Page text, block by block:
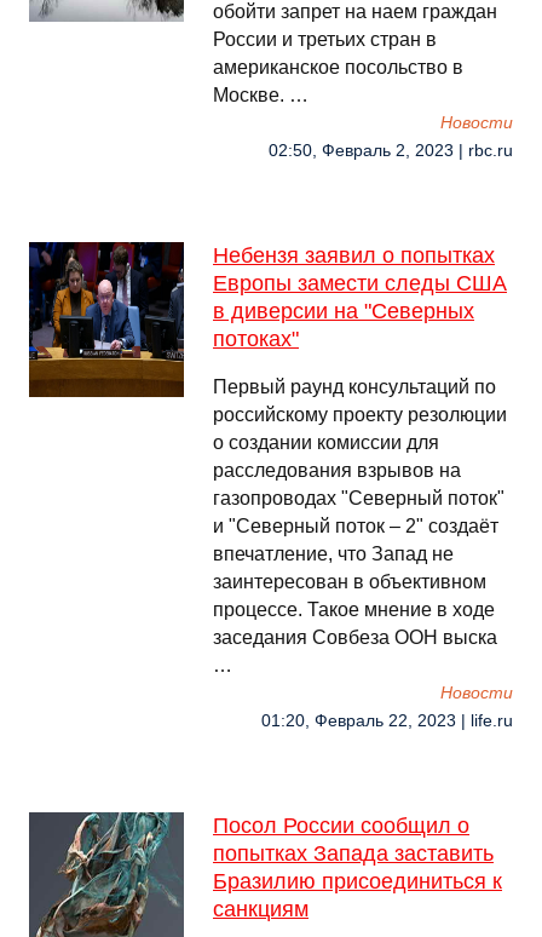
обойти запрет на наем граждан
России и третьих стран в
американское посольство в
Москве. …
Новости
02:50, Февраль 2, 2023 | rbc.ru
Небензя заявил о попытках
Европы замести следы США
в диверсии на "Северных
потоках"
Первый раунд консультаций по
российскому проекту резолюции
о создании комиссии для
расследования взрывов на
газопроводах "Северный поток"
и "Северный поток – 2" создаёт
впечатление, что Запад не
заинтересован в объективном
процессе. Такое мнение в ходе
заседания Совбеза ООН выска
…
Новости
01:20, Февраль 22, 2023 | life.ru
Посол России сообщил о
попытках Запада заставить
Бразилию присоединиться к
санкциям